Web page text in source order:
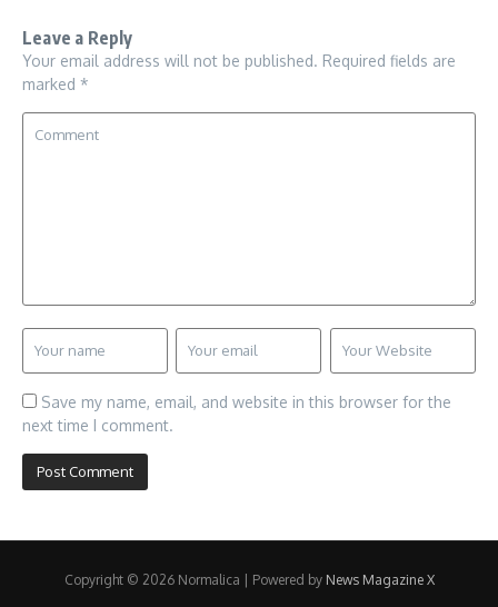
Leave a Reply
Your email address will not be published. Required fields are
marked *
Save my name, email, and website in this browser for the
next time I comment.
Copyright © 2026 Normalica | Powered by News Magazine X